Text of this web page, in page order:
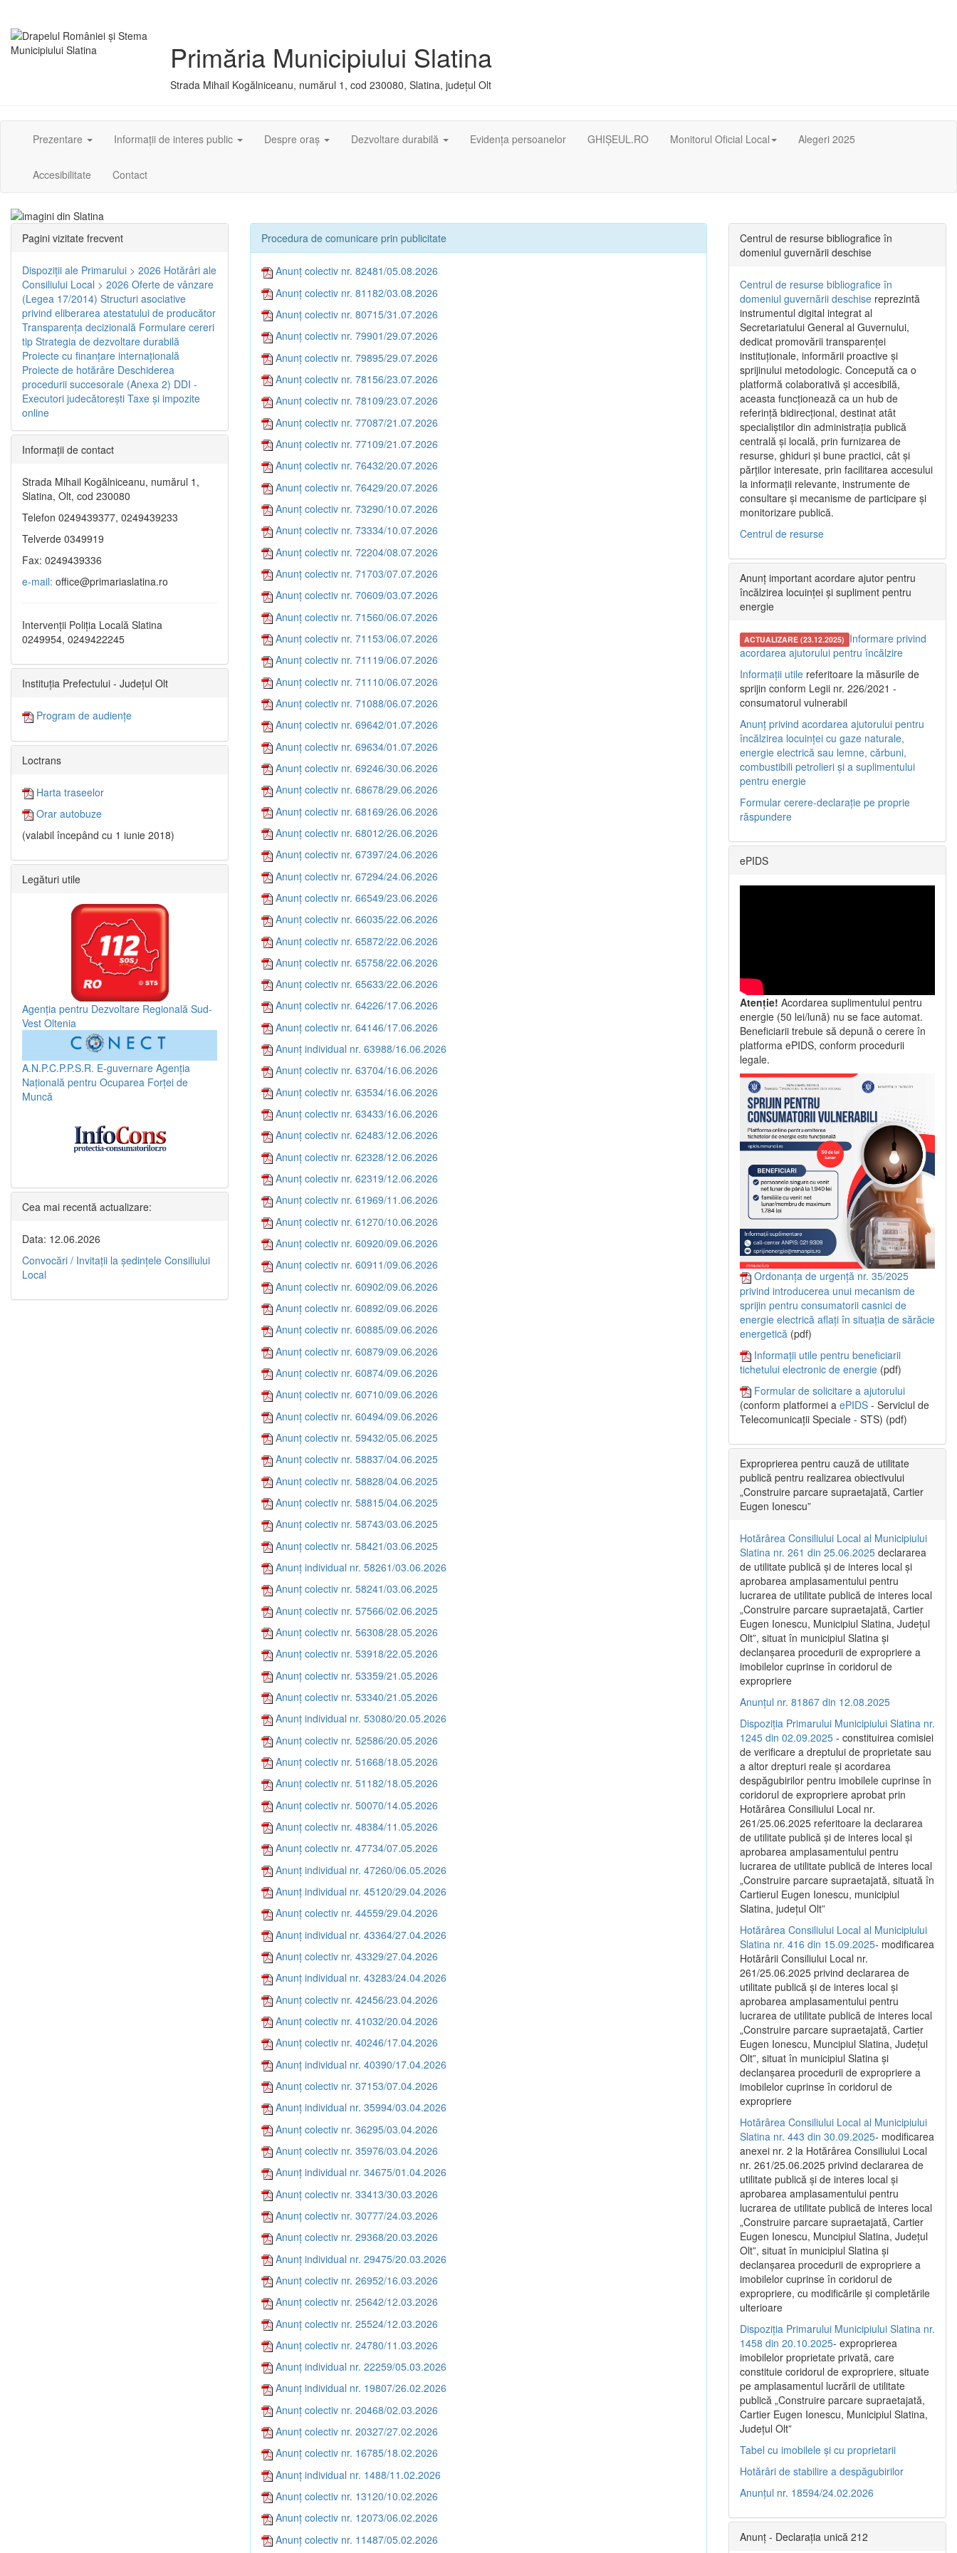
Primăria Municipiului Slatina
Strada Mihail Kogălniceanu, numărul 1, cod 230080, Slatina, județul Olt
Prezentare Informații de interes public Despre oraș Dezvoltare durabilă Evidența persoanelor GHIȘEUL.RO Monitorul Oficial Local Alegeri 2025
Accesibilitate Contact
Procedura de comunicare prin publicitate
Anunț colectiv nr. 82481/05.08.2026
Anunț colectiv nr. 81182/03.08.2026
Anunț colectiv nr. 80715/31.07.2026
Anunț colectiv nr. 79901/29.07.2026
Anunț colectiv nr. 79895/29.07.2026
Anunț colectiv nr. 78156/23.07.2026
Anunț colectiv nr. 78109/23.07.2026
Anunț colectiv nr. 77087/21.07.2026
Anunț colectiv nr. 77109/21.07.2026
Anunț colectiv nr. 76432/20.07.2026
Anunț colectiv nr. 76429/20.07.2026
Anunț colectiv nr. 73290/10.07.2026
Anunț colectiv nr. 73334/10.07.2026
Anunț colectiv nr. 72204/08.07.2026
Anunț colectiv nr. 71703/07.07.2026
Anunț colectiv nr. 70609/03.07.2026
Anunț colectiv nr. 71560/06.07.2026
Anunț colectiv nr. 71153/06.07.2026
Anunț colectiv nr. 71119/06.07.2026
Anunț colectiv nr. 71110/06.07.2026
Anunț colectiv nr. 71088/06.07.2026
Anunț colectiv nr. 69642/01.07.2026
Anunț colectiv nr. 69634/01.07.2026
Anunț colectiv nr. 69246/30.06.2026
Anunț colectiv nr. 68678/29.06.2026
Anunț colectiv nr. 68169/26.06.2026
Anunț colectiv nr. 68012/26.06.2026
Anunț colectiv nr. 67397/24.06.2026
Anunț colectiv nr. 67294/24.06.2026
Anunț colectiv nr. 66549/23.06.2026
Anunț colectiv nr. 66035/22.06.2026
Anunț colectiv nr. 65872/22.06.2026
Anunț colectiv nr. 65758/22.06.2026
Anunț colectiv nr. 65633/22.06.2026
Anunț colectiv nr. 64226/17.06.2026
Anunț colectiv nr. 64146/17.06.2026
Anunț individual nr. 63988/16.06.2026
Anunț colectiv nr. 63704/16.06.2026
Anunț colectiv nr. 63534/16.06.2026
Anunț colectiv nr. 63433/16.06.2026
Anunț colectiv nr. 62483/12.06.2026
Anunț colectiv nr. 62328/12.06.2026
Anunț colectiv nr. 62319/12.06.2026
Anunț colectiv nr. 61969/11.06.2026
Anunț colectiv nr. 61270/10.06.2026
Anunț colectiv nr. 60920/09.06.2026
Anunț colectiv nr. 60911/09.06.2026
Anunț colectiv nr. 60902/09.06.2026
Anunț colectiv nr. 60892/09.06.2026
Anunț colectiv nr. 60885/09.06.2026
Anunț colectiv nr. 60879/09.06.2026
Anunț colectiv nr. 60874/09.06.2026
Anunț colectiv nr. 60710/09.06.2026
Anunț colectiv nr. 60494/09.06.2026
Anunț colectiv nr. 59432/05.06.2025
Anunț colectiv nr. 58837/04.06.2025
Anunț colectiv nr. 58828/04.06.2025
Anunț colectiv nr. 58815/04.06.2025
Anunț colectiv nr. 58743/03.06.2025
Anunț colectiv nr. 58421/03.06.2025
Anunț individual nr. 58261/03.06.2026
Anunț colectiv nr. 58241/03.06.2025
Anunț colectiv nr. 57566/02.06.2025
Anunț colectiv nr. 56308/28.05.2026
Anunț colectiv nr. 53918/22.05.2026
Anunț colectiv nr. 53359/21.05.2026
Anunț colectiv nr. 53340/21.05.2026
Anunț individual nr. 53080/20.05.2026
Anunț colectiv nr. 52586/20.05.2026
Anunț colectiv nr. 51668/18.05.2026
Anunț colectiv nr. 51182/18.05.2026
Anunț colectiv nr. 50070/14.05.2026
Anunț colectiv nr. 48384/11.05.2026
Anunț colectiv nr. 47734/07.05.2026
Anunț individual nr. 47260/06.05.2026
Anunț individual nr. 45120/29.04.2026
Anunț colectiv nr. 44559/29.04.2026
Anunț individual nr. 43364/27.04.2026
Anunț colectiv nr. 43329/27.04.2026
Anunț individual nr. 43283/24.04.2026
Anunț colectiv nr. 42456/23.04.2026
Anunț colectiv nr. 41032/20.04.2026
Anunț colectiv nr. 40246/17.04.2026
Anunț individual nr. 40390/17.04.2026
Anunț colectiv nr. 37153/07.04.2026
Anunț individual nr. 35994/03.04.2026
Anunț colectiv nr. 36295/03.04.2026
Anunț colectiv nr. 35976/03.04.2026
Anunț individual nr. 34675/01.04.2026
Anunț colectiv nr. 33413/30.03.2026
Anunț colectiv nr. 30777/24.03.2026
Anunț colectiv nr. 29368/20.03.2026
Anunț individual nr. 29475/20.03.2026
Anunț colectiv nr. 26952/16.03.2026
Anunț colectiv nr. 25642/12.03.2026
Anunț colectiv nr. 25524/12.03.2026
Anunț colectiv nr. 24780/11.03.2026
Anunț individual nr. 22259/05.03.2026
Anunț individual nr. 19807/26.02.2026
Anunț colectiv nr. 20468/02.03.2026
Anunț colectiv nr. 20327/27.02.2026
Anunț colectiv nr. 16785/18.02.2026
Anunț individual nr. 1488/11.02.2026
Anunț colectiv nr. 13120/10.02.2026
Anunț colectiv nr. 12073/06.02.2026
Anunț colectiv nr. 11487/05.02.2026
Pagini vizitate frecvent
Dispoziţii ale Primarului > 2026 Hotărâri ale
Consiliului Local > 2026 Oferte de vânzare
(Legea 17/2014) Structuri asociative
privind eliberarea atestatului de producător
Transparenţa decizională Formulare cereri
tip Strategia de dezvoltare durabilă
Proiecte cu finanţare internaţională
Proiecte de hotărâre Deschiderea
procedurii succesorale (Anexa 2) DDI -
Executori judecătorești Taxe şi impozite
online
Informaţii de contact
Strada Mihail Kogălniceanu, numărul 1,
Slatina, Olt, cod 230080
Telefon 0249439377, 0249439233
Telverde 0349919
Fax: 0249439336
e-mail: office@primariaslatina.ro
Intervenții Poliția Locală Slatina
0249954, 0249422245
Instituția Prefectului - Județul Olt
Program de audiențe
Loctrans
Harta traseelor
Orar autobuze
(valabil începând cu 1 iunie 2018)
Legături utile
Agenția pentru Dezvoltare Regională Sud-
Vest Oltenia
A.N.P.C.P.P.S.R. E-guvernare Agenția
Națională pentru Ocuparea Forței de
Muncă
Cea mai recentă actualizare:
Data: 12.06.2026
Convocări / Invitaţii la şedinţele Consiliului
Local
Centrul de resurse bibliografice în
domeniul guvernării deschise
Centrul de resurse bibliografice în
domeniul guvernării deschise reprezintă
instrumentul digital integrat al
Secretariatului General al Guvernului,
dedicat promovării transparenței
instituționale, informării proactive și
sprijinului metodologic. Concepută ca o
platformă colaborativă și accesibilă,
aceasta funcționează ca un hub de
referință bidirecțional, destinat atât
specialiștilor din administrația publică
centrală și locală, prin furnizarea de
resurse, ghiduri și bune practici, cât și
părților interesate, prin facilitarea accesului
la informații relevante, instrumente de
consultare și mecanisme de participare și
monitorizare publică.
Centrul de resurse
Anunț important acordare ajutor pentru
încălzirea locuinței și supliment pentru
energie
ACTUALIZARE (23.12.2025) Informare privind
acordarea ajutorului pentru încălzire
Informații utile referitoare la măsurile de
sprijin conform Legii nr. 226/2021 -
consumatorul vulnerabil
Anunț privind acordarea ajutorului pentru
încălzirea locuinței cu gaze naturale,
energie electrică sau lemne, cărbuni,
combustibili petrolieri și a suplimentului
pentru energie
Formular cerere-declarație pe proprie
răspundere
ePIDS
Atenție! Acordarea suplimentului pentru
energie (50 lei/lună) nu se face automat.
Beneficiarii trebuie să depună o cerere în
platforma ePIDS, conform procedurii
legale.
Ordonanța de urgență nr. 35/2025
privind introducerea unui mecanism de
sprijin pentru consumatorii casnici de
energie electrică aflați în situația de sărăcie
energetică (pdf)
Informații utile pentru beneficiarii
tichetului electronic de energie (pdf)
Formular de solicitare a ajutorului
(conform platformei a ePIDS - Serviciul de
Telecomunicații Speciale - STS) (pdf)
Exproprierea pentru cauză de utilitate
publică pentru realizarea obiectivului
„Construire parcare supraetajată, Cartier
Eugen Ionescu”
Hotărârea Consiliului Local al Municipiului
Slatina nr. 261 din 25.06.2025 declararea
de utilitate publică și de interes local și
aprobarea amplasamentului pentru
lucrarea de utilitate publică de interes local
„Construire parcare supraetajată, Cartier
Eugen Ionescu, Municipiul Slatina, Județul
Olt”, situat în municipiul Slatina și
declanșarea procedurii de expropriere a
imobilelor cuprinse în coridorul de
expropriere
Anunțul nr. 81867 din 12.08.2025
Dispoziția Primarului Municipiului Slatina nr.
1245 din 02.09.2025 - constituirea comisiei
de verificare a dreptului de proprietate sau
a altor drepturi reale și acordarea
despăgubirilor pentru imobilele cuprinse în
coridorul de expropriere aprobat prin
Hotărârea Consiliului Local nr.
261/25.06.2025 referitoare la declararea
de utilitate publică și de interes local și
aprobarea amplasamentului pentru
lucrarea de utilitate publică de interes local
„Construire parcare supraetajată, situată în
Cartierul Eugen Ionescu, municipiul
Slatina, județul Olt”
Hotărârea Consiliului Local al Municipiului
Slatina nr. 416 din 15.09.2025- modificarea
Hotărârii Consiliului Local nr.
261/25.06.2025 privind declararea de
utilitate publică și de interes local și
aprobarea amplasamentului pentru
lucrarea de utilitate publică de interes local
„Construire parcare supraetajată, Cartier
Eugen Ionescu, Muncipiul Slatina, Județul
Olt”, situat în municipiul Slatina și
declanșarea procedurii de expropriere a
imobilelor cuprinse în coridorul de
expropriere
Hotărârea Consiliului Local al Municipiului
Slatina nr. 443 din 30.09.2025- modificarea
anexei nr. 2 la Hotărârea Consiliului Local
nr. 261/25.06.2025 privind declararea de
utilitate publică şi de interes local şi
aprobarea amplasamentului pentru
lucrarea de utilitate publică de interes local
„Construire parcare supraetajată, Cartier
Eugen Ionescu, Muncipiul Slatina, Judeţul
Olt”, situat în municipiul Slatina şi
declanşarea procedurii de expropriere a
imobilelor cuprinse în coridorul de
expropriere, cu modificările şi completările
ulterioare
Dispoziția Primarului Municipiului Slatina nr.
1458 din 20.10.2025- exproprierea
imobilelor proprietate privată, care
constituie coridorul de expropriere, situate
pe amplasamentul lucrării de utilitate
publică „Construire parcare supraetajată,
Cartier Eugen Ionescu, Municipiul Slatina,
Județul Olt”
Tabel cu imobilele și cu proprietarii
Hotărâri de stabilire a despăgubirilor
Anunțul nr. 18594/24.02.2026
Anunț - Declarația unică 212